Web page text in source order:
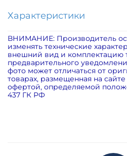
Характеристики
ВНИМАНИЕ: Производитель
изменять технические
внешний вид и комплектацию
предварительного
фото может отличаться от
товарах, размещенная на
офертой, определяемой
437 ГК РФ